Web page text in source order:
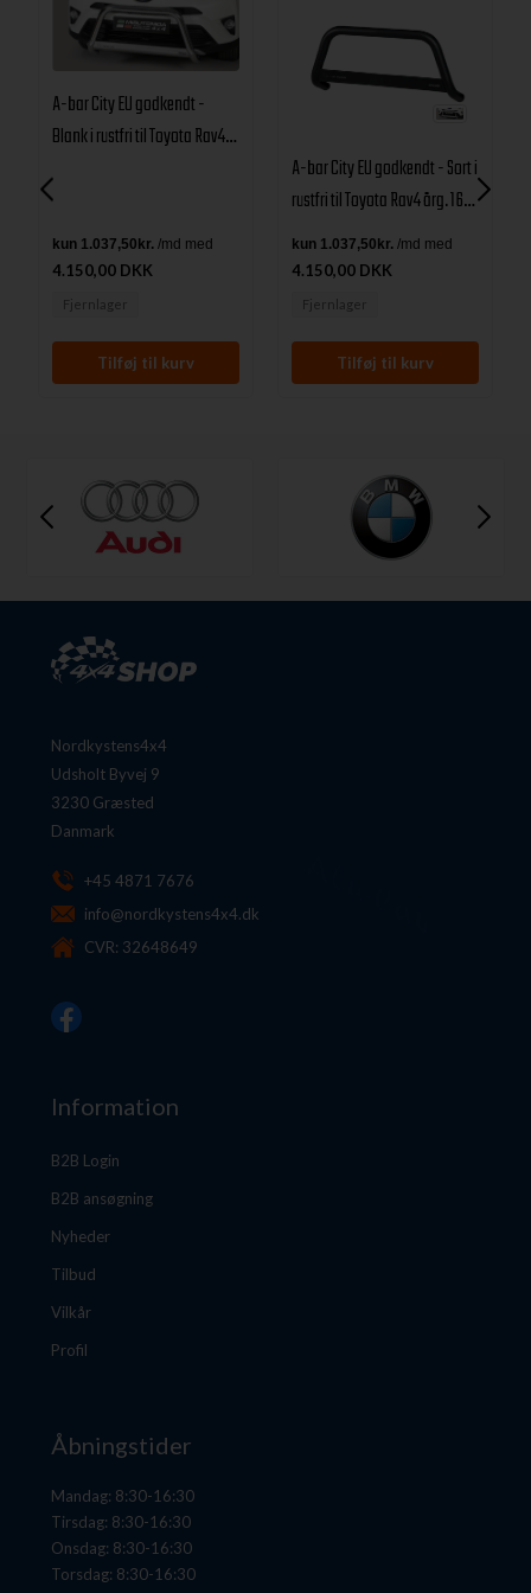
A-bar City EU godkendt -
Blank i rustfri til Toyota Rav4
4.150,00 DKK
Fjernlager
A-bar City EU godkendt - Sort i
rustfri til Toyota Rav4 årg. 16-
18
4.150,00 DKK
Fjernlager
Nordkystens4x4
Udsholt Byvej 9
3230 Græsted
Danmark
+45 4871 7676
info@nordkystens4x4.dk
CVR: 32648649
Information
B2B Login
B2B ansøgning
Nyheder
Tilbud
Vilkår
Profil
Åbningstider
Mandag: 8:30-16:30
Tirsdag: 8:30-16:30
Onsdag: 8:30-16:30
Torsdag: 8:30-16:30